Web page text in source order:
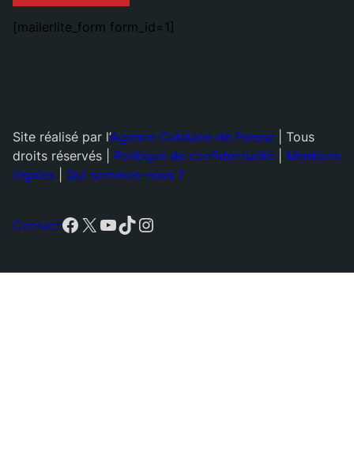
[mailerlite_form form_id=1]
Site réalisé par l’Agence Catalane de Presse | Tous
droits réservés | Politique de confidentialité
Mentions
légales
Qui sommes-nous ?
ContactFacebook
X YouTube
TikTok
Instagram